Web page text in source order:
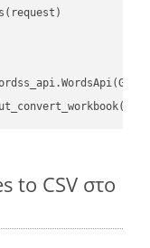
to CSV στο